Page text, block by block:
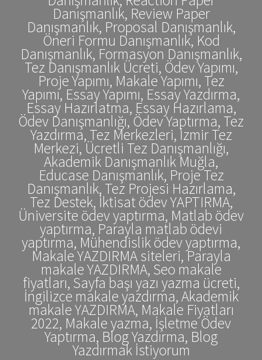
Danışmanlık, Review Paper
Danışmanlık, Proposal Danışmanlık,
Öneri Formu Danışmanlık, Kod
Danışmanlık, Formasyon Danışmanlık,
Tez Danışmanlık Ücreti, Ödev Yapımı,
Proje Yapımı, Makale Yapımı, Tez
Yapımı, Essay Yapımı, Essay Yazdırma,
Essay Hazırlatma, Essay Hazırlama,
Ödev Danışmanlığı, Ödev Yaptırma, Tez
Yazdırma, Tez Merkezleri, İzmir Tez
Merkezi, Ücretli Tez Danışmanlığı,
Akademik Danışmanlık Muğla,
Educase Danışmanlık, Proje Tez
Danışmanlık, Tez Projesi Hazırlama,
Tez Destek, İktisat ödev YAPTIRMA,
Üniversite ödev yaptırma, Matlab ödev
yaptırma, Parayla matlab ödevi
yaptırma, Mühendislik ödev yaptırma,
Makale YAZDIRMA siteleri, Parayla
makale YAZDIRMA, Seo makale
fiyatları, Sayfa başı yazı yazma ücreti,
İngilizce makale yazdırma, Akademik
makale YAZDIRMA, Makale Fiyatları
2022, Makale yazma, İşletme Ödev
Yaptırma, Blog Yazdırma, Blog
Yazdırmak İstiyorum